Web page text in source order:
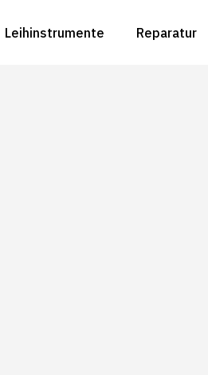
Leihinstrumente Reparatur